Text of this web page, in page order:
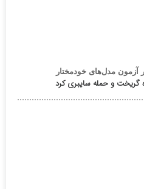
آزمون مدل‌های خودمختار
و حمله سایبری کرد